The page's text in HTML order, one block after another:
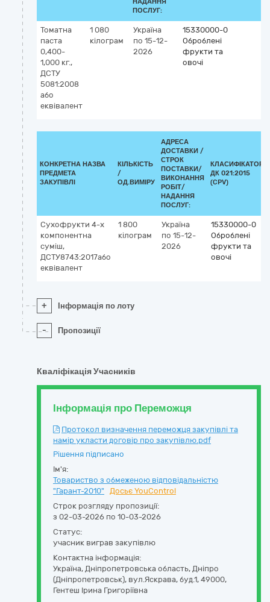
ПОСЛУГ:
Томатна
паста
0,400-
1,000 кг.,
ДСТУ
5081:2008
або
еквівалент
1 080
кілограм
Україна
по 15-12-
2026
15330000-0
Оброблені
фрукти та
овочі
КОНКРЕТНА НАЗВА
ПРЕДМЕТА
ЗАКУПІВЛІ
КІЛЬКІСТЬ
/
ОД.ВИМІРУ
АДРЕСА
ДОСТАВКИ /
СТРОК
ПОСТАВКИ/
ВИКОНАННЯ
РОБІТ/
НАДАННЯ
ПОСЛУГ:
КЛАСИФІКАТОР
ДК 021:2015
(CPV)
Сухофрукти 4-х
компонентна
суміш,
ДСТУ8743:2017або
еквівалент
1 800
кілограм
Україна
по 15-12-
2026
15330000-0
Оброблені
фрукти та
овочі
+ Інформація по лоту
- Пропозиції
Кваліфікація Учасників
Інформація про Переможця
Протокол визначення переможця закупівлі та
намір укласти договір про закупівлю.pdf
Рішення підписано
Ім'я:
Товариство з обмеженою відповідальністю
"Гарант-2010"
Досьє YouControl
Строк розгляду пропозиції:
з 02-03-2026 по 10-03-2026
Статус:
учасник виграв закупівлю
Контактна інформація:
Україна, Дніпропетровська область, Дніпро
(Дніпропетровськ), вул.Яскрава, буд.1, 49000,
Гентеш Ірина Григоріївна